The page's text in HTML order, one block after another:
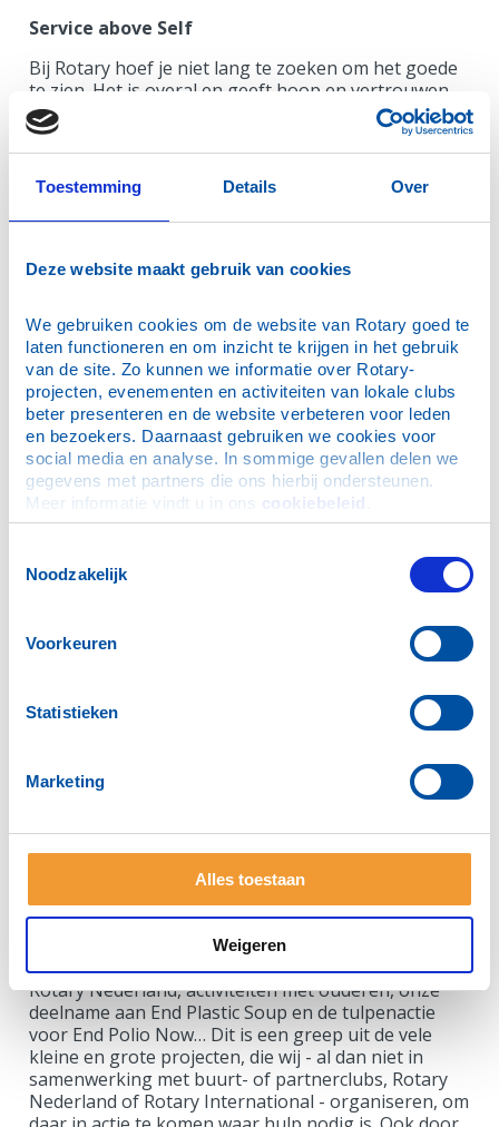
Toestemming Details Over
Deze website maakt gebruik van cookies
We gebruiken cookies om de website van Rotary goed te
laten functioneren en om inzicht te krijgen in het gebruik
van de site. Zo kunnen we informatie over Rotary-
projecten, evenementen en activiteiten van lokale clubs
beter presenteren en de website verbeteren voor leden
en bezoekers. Daarnaast gebruiken we cookies voor
social media en analyse. In sommige gevallen delen we
gegevens met partners die ons hierbij ondersteunen.
Meer informatie vindt u in ons cookiebeleid
Noodzakelijk
Voorkeuren
Statistieken
Marketing
Alles toestaan
Weigeren
Service above Self
Bij Rotary hoef je niet lang te zoeken om het goede
te zien. Het is overal en geeft hoop en vertrouwen,
dat we als individu en als gemeenschap een bijdrage
kunnen leveren aan een betere wereld, zij het door
gezamenlijk de handen uit de mouwen te steken bij
een van de vele projecten of door financieel bij te
dragen. Samen kom je gewoon verder. Het uitdragen
en naleven van die gedachte maakt Rotary tot een
werkt en daarmee het verschil wil maken.
Aandacht voor humanitaire nood
Rotary International heeft voor haar werk zeven
focusgebieden op de voorgrond geplaatst:
• Vrede en conflictbeheersing
• Preventie en behandeling van ziekten
• Water, sanitatie en hygiëne
• Gezondheid van moeder en kind
• Economische en sociale ontwikkeling
People of Action
goede doel, onze jaarlijkse filmvoorstelling KIEK, de
kerstbomenverkoop en de jaarlijkse sponsorloop
Wandelen voor Schoon Water samen met Rotaryclub
Bergh, vrijwilligerswerk op de Zwarte Cross, snelle
en onbureaucratische hulp bij calamiteiten bv. door
de donatie van Shelterboxen in rampgebieden, onze
jaarlijkse wijnactie en steun voor het voedselbos van
Rotary Nederland, activiteiten met ouderen, onze
deelname aan End Plastic Soup en de tulpenactie
voor End Polio Now… Dit is een greep uit de vele
kleine en grote projecten, die wij - al dan niet in
samenwerking met buurt- of partnerclubs, Rotary
Nederland of Rotary International - organiseren, om